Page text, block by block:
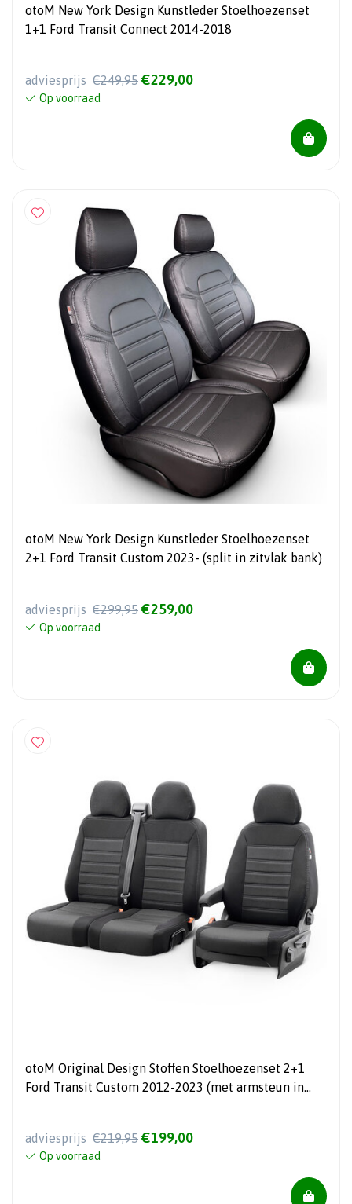
otoM New York Design Kunstleder Stoelhoezenset
1+1 Ford Transit Connect 2014-2018
adviesprijs €249,95 €229,00
Op voorraad
otoM New York Design Kunstleder Stoelhoezenset
2+1 Ford Transit Custom 2023- (split in zitvlak bank)
adviesprijs €299,95 €259,00
Op voorraad
otoM Original Design Stoffen Stoelhoezenset 2+1
Ford Transit Custom 2012-2023 (met armsteun in
adviesprijs €219,95 €199,00
Op voorraad